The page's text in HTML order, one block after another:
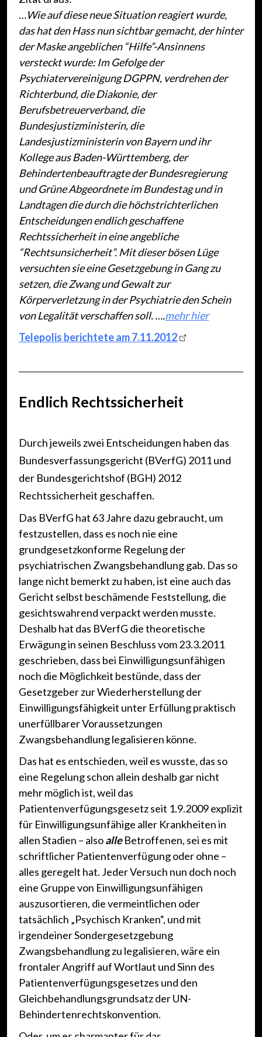
…Wie auf diese neue Situation reagiert wurde,
das hat den Hass nun sichtbar gemacht, der hinter
der Maske angeblichen “Hilfe”-Ansinnens
versteckt wurde: Im Gefolge der
Psychiatervereinigung DGPPN, verdrehen der
Richterbund, die Diakonie, der
Berufsbetreuerverband, die
Bundesjustizministerin, die
Landesjustizministerin von Bayern und ihr
Kollege aus Baden-Württemberg, der
Behindertenbeauftragte der Bundesregierung
und Grüne Abgeordnete im Bundestag und in
Landtagen die durch die höchstrichterlichen
Entscheidungen endlich geschaffene
Rechtssicherheit in eine angebliche
“Rechtsunsicherheit”. Mit dieser bösen Lüge
versuchten sie eine Gesetzgebung in Gang zu
setzen, die Zwang und Gewalt zur
Körperverletzung in der Psychiatrie den Schein
von Legalität verschaffen soll. ….mehr hier
Telepolis berichtete am 7.11.2012
Endlich Rechtssicherheit
Durch jeweils zwei Entscheidungen haben das
Bundesverfassungsgericht (BVerfG) 2011 und
der Bundesgerichtshof (BGH) 2012
Rechtssicherheit geschaffen.
Das BVerfG hat 63 Jahre dazu gebraucht, um
festzustellen, dass es noch nie eine
grundgesetzkonforme Regelung der
psychiatrischen Zwangsbehandlung gab. Das so
lange nicht bemerkt zu haben, ist eine auch das
Gericht selbst beschämende Feststellung, die
gesichtswahrend verpackt werden musste.
Deshalb hat das BVerfG die theoretische
Erwägung in seinen Beschluss vom 23.3.2011
geschrieben, dass bei Einwilligungsunfähigen
noch die Möglichkeit bestünde, dass der
Gesetzgeber zur Wiederherstellung der
Einwilligungsfähigkeit unter Erfüllung praktisch
unerfüllbarer Voraussetzungen
Zwangsbehandlung legalisieren könne.
Das hat es entschieden, weil es wusste, das so
eine Regelung schon allein deshalb gar nicht
mehr möglich ist, weil das
Patientenverfügungsgesetz seit 1.9.2009 explizit
für Einwilligungsunfähige aller Krankheiten in
allen Stadien – alsoalleBetroffenen, sei es mit
schriftlicher Patientenverfügung oder ohne –
alles geregelt hat. Jeder Versuch nun doch noch
eine Gruppe von Einwilligungsunfähigen
auszusortieren, die vermeintlichen oder
tatsächlich „Psychisch Kranken“, und mit
irgendeiner Sondergesetzgebung
Zwangsbehandlung zu legalisieren, wäre ein
frontaler Angriff auf Wortlaut und Sinn des
Patientenverfügungsgesetzes und den
Gleichbehandlungsgrundsatz der UN-
Behindertenrechtskonvention.